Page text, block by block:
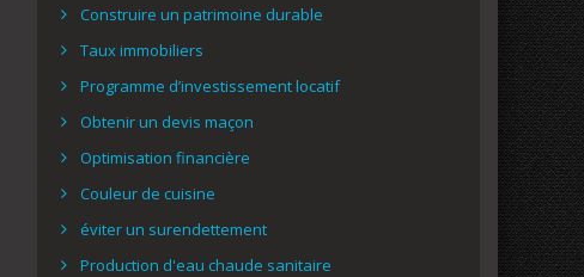
Construire un patrimoine durable
Taux immobiliers
Programme d’investissement locatif
Obtenir un devis maçon
Optimisation financière
Couleur de cuisine
éviter un surendettement
Production d'eau chaude sanitaire